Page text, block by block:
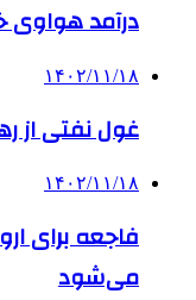
درآمد هواوی
۱۴۰۲/۱۱/۱۸
غول نفتی از
۱۴۰۲/۱۱/۱۸
فاجعه برای
می‌شود